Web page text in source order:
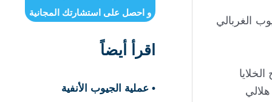
الغربالي
و احصل على استشارتك المجانية
اقرأ أيضاً
• عملية الجيوب الأنفية